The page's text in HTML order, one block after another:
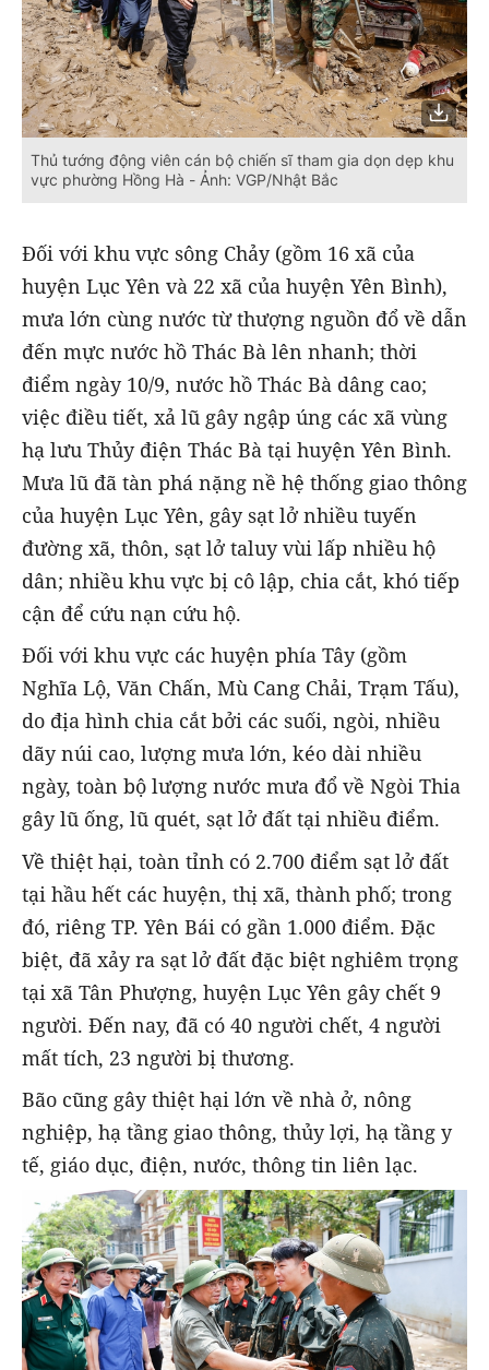
Thủ tướng động viên cán bộ chiến sĩ tham gia dọn dẹp khu
vực phường Hồng Hà - Ảnh: VGP/Nhật Bắc
Đối với khu vực sông Chảy (gồm 16 xã của
huyện Lục Yên và 22 xã của huyện Yên Bình),
mưa lớn cùng nước từ thượng nguồn đổ về dẫn
đến mực nước hồ Thác Bà lên nhanh; thời
điểm ngày 10/9, nước hồ Thác Bà dâng cao;
việc điều tiết, xả lũ gây ngập úng các xã vùng
hạ lưu Thủy điện Thác Bà tại huyện Yên Bình.
Mưa lũ đã tàn phá nặng nề hệ thống giao thông
của huyện Lục Yên, gây sạt lở nhiều tuyến
đường xã, thôn, sạt lở taluy vùi lấp nhiều hộ
dân; nhiều khu vực bị cô lập, chia cắt, khó tiếp
cận để cứu nạn cứu hộ.
Đối với khu vực các huyện phía Tây (gồm
Nghĩa Lộ, Văn Chấn, Mù Cang Chải, Trạm Tấu),
do địa hình chia cắt bởi các suối, ngòi, nhiều
dãy núi cao, lượng mưa lớn, kéo dài nhiều
ngày, toàn bộ lượng nước mưa đổ về Ngòi Thia
gây lũ ống, lũ quét, sạt lở đất tại nhiều điểm.
Về thiệt hại, toàn tỉnh có 2.700 điểm sạt lở đất
tại hầu hết các huyện, thị xã, thành phố; trong
đó, riêng TP. Yên Bái có gần 1.000 điểm. Đặc
biệt, đã xảy ra sạt lở đất đặc biệt nghiêm trọng
tại xã Tân Phượng, huyện Lục Yên gây chết 9
người. Đến nay, đã có 40 người chết, 4 người
mất tích, 23 người bị thương.
Bão cũng gây thiệt hại lớn về nhà ở, nông
nghiệp, hạ tầng giao thông, thủy lợi, hạ tầng y
tế, giáo dục, điện, nước, thông tin liên lạc.